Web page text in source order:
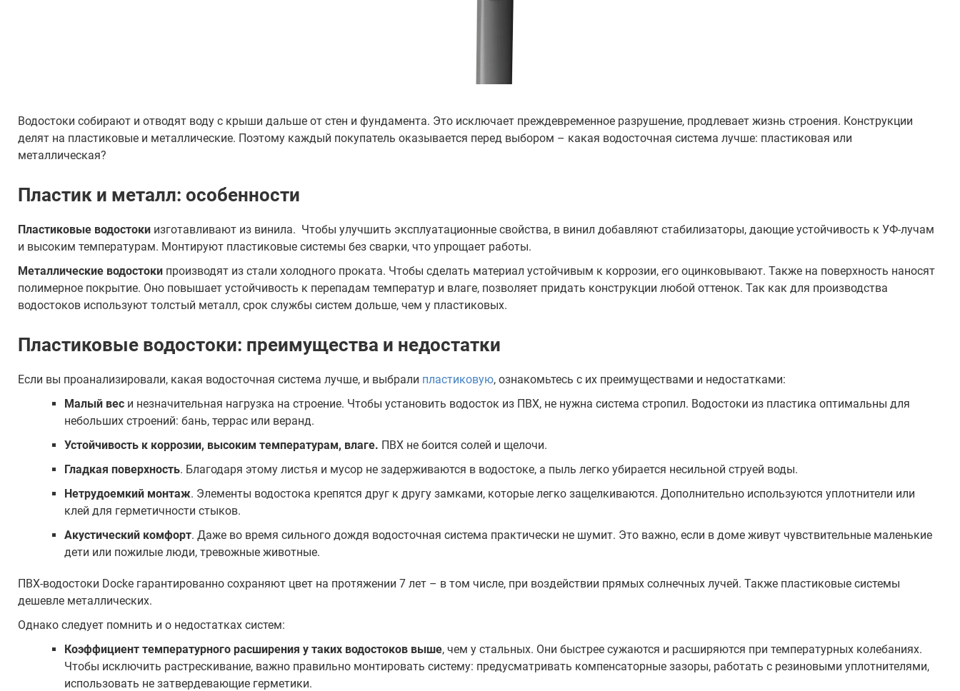
Водостоки собирают и отводят воду с крыши дальше от стен и фундамента. Это исключает преждевременное разрушение, продлевает жизнь строения. Конструкции
делят на пластиковые и металлические. Поэтому каждый покупатель оказывается перед выбором – какая водосточная система лучше: пластиковая или
металлическая?
Пластик и металл: особенности
Пластиковые водостоки изготавливают из винила. Чтобы улучшить эксплуатационные свойства, в винил добавляют стабилизаторы, дающие устойчивость к УФ-лучам
и высоким температурам. Монтируют пластиковые системы без сварки, что упрощает работы.
Металлические водостоки производят из стали холодного проката. Чтобы сделать материал устойчивым к коррозии, его оцинковывают. Также на поверхность наносят
полимерное покрытие. Оно повышает устойчивость к перепадам температур и влаге, позволяет придать конструкции любой оттенок. Так как для производства
водостоков используют толстый металл, срок службы систем дольше, чем у пластиковых.
Пластиковые водостоки: преимущества и недостатки
Если вы проанализировали, какая водосточная система лучше, и выбрали пластиковую, ознакомьтесь с их преимуществами и недостатками:
Малый веси незначительная нагрузка на строение. Чтобы установить водосток из ПВХ, не нужна система стропил. Водостоки из пластика оптимальны для
небольших строений: бань, террас или веранд.
Устойчивость к коррозии, высоким температурам, влаге. ПВХ не боится солей и щелочи.
Гладкая поверхность. Благодаря этому листья и мусор не задерживаются в водостоке, а пыль легко убирается несильной струей воды.
Нетрудоемкий монтаж. Элементы водостока крепятся друг к другу замками, которые легко защелкиваются. Дополнительно используются уплотнители или
клей для герметичности стыков.
Акустический комфорт. Даже во время сильного дождя водосточная система практически не шумит. Это важно, если в доме живут чувствительные маленькие
дети или пожилые люди, тревожные животные.
ПВХ-водостоки Docke гарантированно сохраняют цвет на протяжении 7 лет – в том числе, при воздействии прямых солнечных лучей. Также пластиковые системы
дешевле металлических.
Однако следует помнить и о недостатках систем:
Коэффициент температурного расширения у таких водостоков выше, чем у стальных. Они быстрее сужаются и расширяются при температурных колебаниях.
Чтобы исключить растрескивание, важно правильно монтировать систему: предусматривать компенсаторные зазоры, работать с резиновыми уплотнителями,
использовать не затвердевающие герметики.